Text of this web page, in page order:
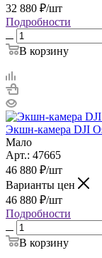
32 880 ₽/шт
Подробности
В корзину
Экшн-камера DJI
Мало
Арт.: 47665
46 880 ₽/шт
Варианты цен
46 880 ₽/шт
Подробности
В корзину